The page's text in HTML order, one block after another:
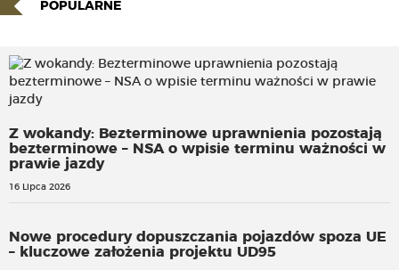
POPULARNE
Z wokandy: Bezterminowe uprawnienia pozostają
bezterminowe – NSA o wpisie terminu ważności w
prawie jazdy
16 Lipca 2026
Nowe procedury dopuszczania pojazdów spoza UE
– kluczowe założenia projektu UD95